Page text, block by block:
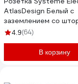
AtlasDesign Белый с
заземлением со
крышкой, 16А, IP20
4.9(64)
В корзину